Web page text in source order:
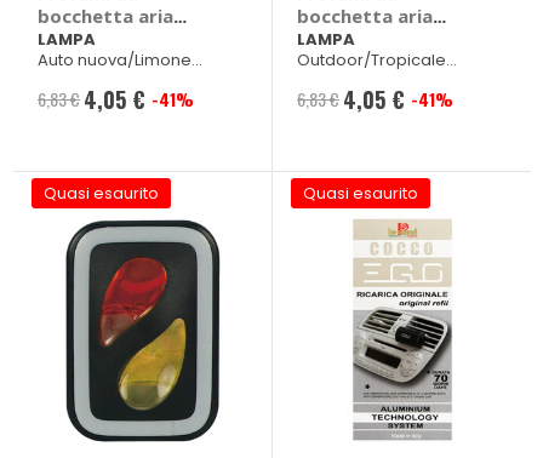
bocchetta aria
Double Fresh -
LAMPA
LAMPA
Auto nuova/Limone
6,83 € Prezzo
4,05 € -41%
bocchetta aria
Double Fresh -
LAMPA
LAMPA
Outdoor/Tropicale
6,83 € Prezzo
4,05 € -41%
Quasi esaurito Quasi esaurito